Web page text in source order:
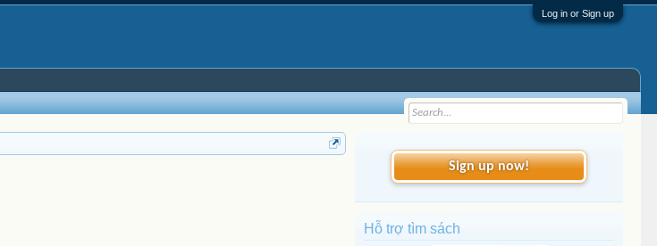
Log in or Sign up
Sign up now!
Hỗ trợ tìm sách